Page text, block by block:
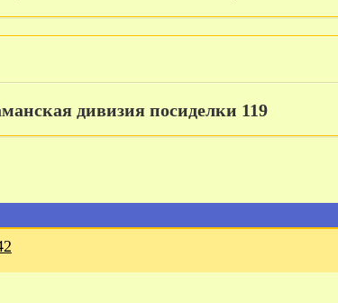
дивизия посиделки 119